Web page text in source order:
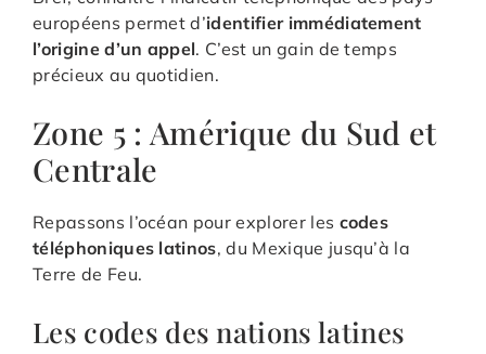
européens permet d’identifier immédiatement
l’origine d’un appel. C’est un gain de temps
précieux au quotidien.
Zone 5 : Amérique du Sud et
Centrale
Repassons l’océan pour explorer les codes
téléphoniques latinos, du Mexique jusqu’à la
Terre de Feu.
Les codes des nations latines